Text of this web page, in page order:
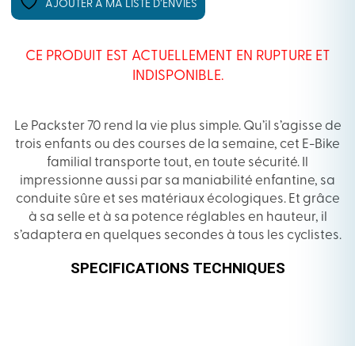
AJOUTER À MA LISTE D’ENVIES
CE PRODUIT EST ACTUELLEMENT EN RUPTURE ET
INDISPONIBLE.
Le Packster 70 rend la vie plus simple. Qu’il s’agisse de
trois enfants ou des courses de la semaine, cet E-Bike
familial transporte tout, en toute sécurité. Il
impressionne aussi par sa maniabilité enfantine, sa
conduite sûre et ses matériaux écologiques. Et grâce
à sa selle et à sa potence réglables en hauteur, il
s’adaptera en quelques secondes à tous les cyclistes.
SPECIFICATIONS TECHNIQUES